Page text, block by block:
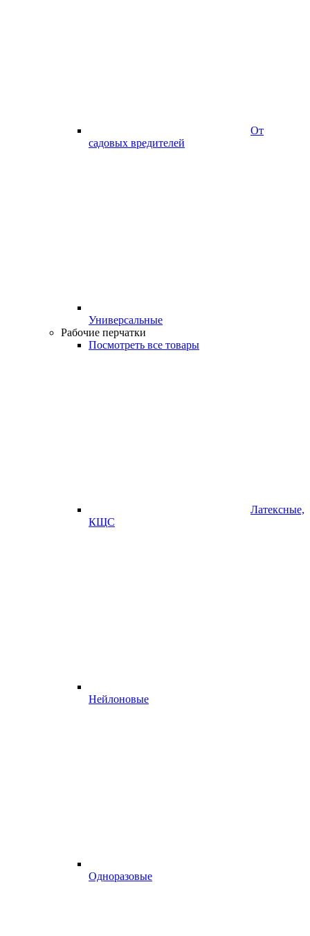
От
садовых вредителей
Универсальные
Рабочие перчатки
Посмотреть все товары
Латексные,
КЩС
Нейлоновые
Одноразовые